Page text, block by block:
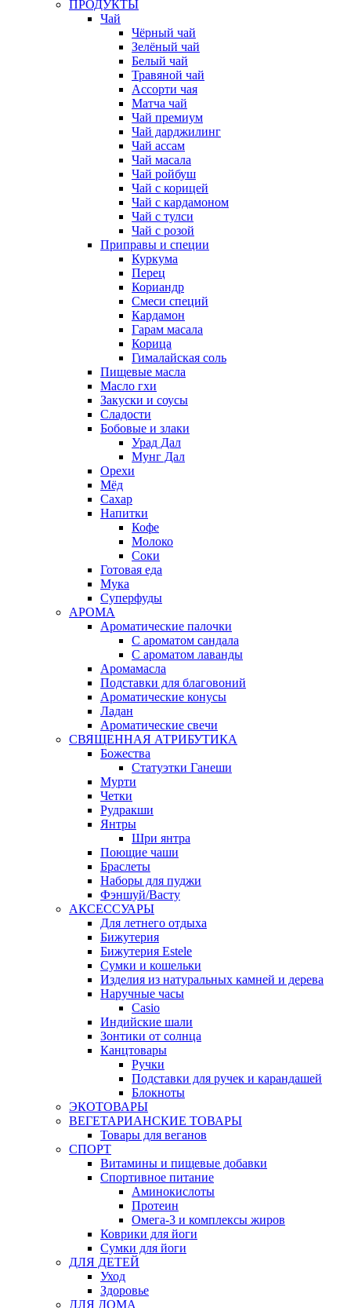
ПРОДУКТЫ
Чай
Чёрный чай
Зелёный чай
Белый чай
Травяной чай
Ассорти чая
Матча чай
Чай премиум
Чай дарджилинг
Чай ассам
Чай масала
Чай ройбуш
Чай с корицей
Чай с кардамоном
Чай с тулси
Чай с розой
Приправы и специи
Куркума
Перец
Кориандр
Смеси специй
Кардамон
Гарам масала
Корица
Гималайская соль
Пищевые масла
Масло гхи
Закуски и соусы
Сладости
Бобовые и злаки
Урад Дал
Мунг Дал
Орехи
Мёд
Сахар
Напитки
Кофе
Молоко
Соки
Готовая еда
Мука
Суперфуды
АРОМА
Ароматические палочки
С ароматом сандала
С ароматом лаванды
Аромамасла
Подставки для благовоний
Ароматические конусы
Ладан
Ароматические свечи
СВЯЩЕННАЯ АТРИБУТИКА
Божества
Статуэтки Ганеши
Мурти
Четки
Рудракши
Янтры
Шри янтра
Поющие чаши
Браслеты
Наборы для пуджи
Фэншуй/Васту
АКСЕССУАРЫ
Для летнего отдыха
Бижутерия
Бижутерия Estele
Сумки и кошельки
Изделия из натуральных камней и дерева
Наручные часы
Casio
Индийские шали
Зонтики от солнца
Канцтовары
Ручки
Подставки для ручек и карандашей
Блокноты
ЭКОТОВАРЫ
ВЕГЕТАРИАНСКИЕ ТОВАРЫ
Товары для веганов
СПОРТ
Витамины и пищевые добавки
Спортивное питание
Аминокислоты
Протеин
Омега-3 и комплексы жиров
Коврики для йоги
Сумки для йоги
ДЛЯ ДЕТЕЙ
Уход
Здоровье
ДЛЯ ДОМА